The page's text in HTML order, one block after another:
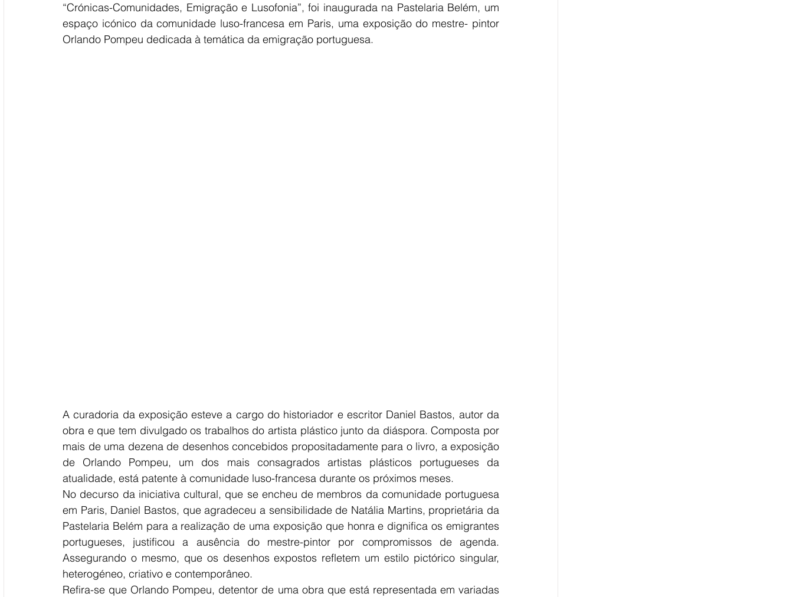
“Crónicas-Comunidades, Emigração e Lusofonia”, foi inaugurada na Pastelaria Belém, um
espaço icónico da comunidade luso-francesa em Paris, uma exposição do mestre- pintor
Orlando Pompeu dedicada à temática da emigração portuguesa.
A curadoria da exposição esteve a cargo do historiador e escritor Daniel Bastos, autor da
obra e que tem divulgado os trabalhos do artista plástico junto da diáspora. Composta por
mais de uma dezena de desenhos concebidos propositadamente para o livro, a exposição
de Orlando Pompeu, um dos mais consagrados artistas plásticos portugueses da
atualidade, está patente à comunidade luso-francesa durante os próximos meses.
No decurso da iniciativa cultural, que se encheu de membros da comunidade portuguesa
em Paris, Daniel Bastos, que agradeceu a sensibilidade de Natália Martins, proprietária da
Pastelaria Belém para a realização de uma exposição que honra e dignifica os emigrantes
portugueses, justificou a ausência do mestre-pintor por compromissos de agenda.
Assegurando o mesmo, que os desenhos expostos refletem um estilo pictórico singular,
heterogéneo, criativo e contemporâneo.
Refira-se que Orlando Pompeu, detentor de uma obra que está representada em variadas